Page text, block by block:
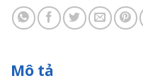
Mô tả